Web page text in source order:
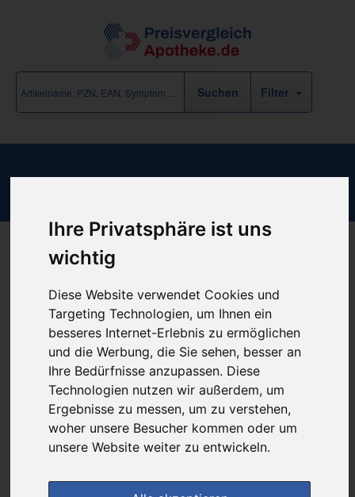
Ihre Privatsphäre ist uns
wichtig
Diese Website verwendet Cookies und
Targeting Technologien, um Ihnen ein
besseres Internet-Erlebnis zu ermöglichen
und die Werbung, die Sie sehen, besser an
Ihre Bedürfnisse anzupassen. Diese
Technologien nutzen wir außerdem, um
Ergebnisse zu messen, um zu verstehen,
woher unsere Besucher kommen oder um
unsere Website weiter zu entwickeln.
Filter
Abrotanum D 3 Hanos
Produkt empfehlen
Kein Preis bekannt
Das gewünschte Produkt ist derzeit bei keinem unserer Partner
erhältlich.
Jetzt bewerten!
Generika